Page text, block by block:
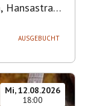
, Hansastraße
AUSGEBUCHT
Mi, 12.08.2026
18:00